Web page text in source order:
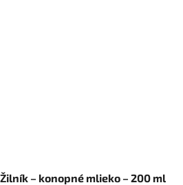
Žilník – konopné mlieko – 200 ml